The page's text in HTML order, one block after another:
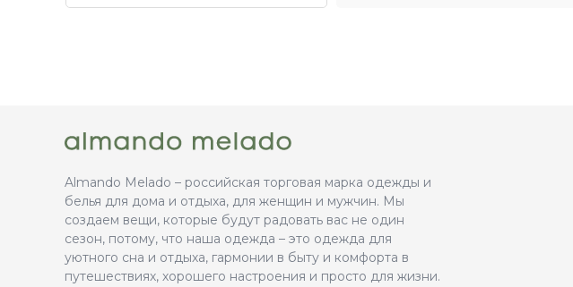
Almando Melado – российская торговая марка одежды и
белья для дома и отдыха, для женщин и мужчин. Мы
создаем вещи, которые будут радовать вас не один
сезон, потому, что наша одежда – это одежда для
уютного сна и отдыха, гармонии в быту и комфорта в
путешествиях, хорошего настроения и просто для жизни.